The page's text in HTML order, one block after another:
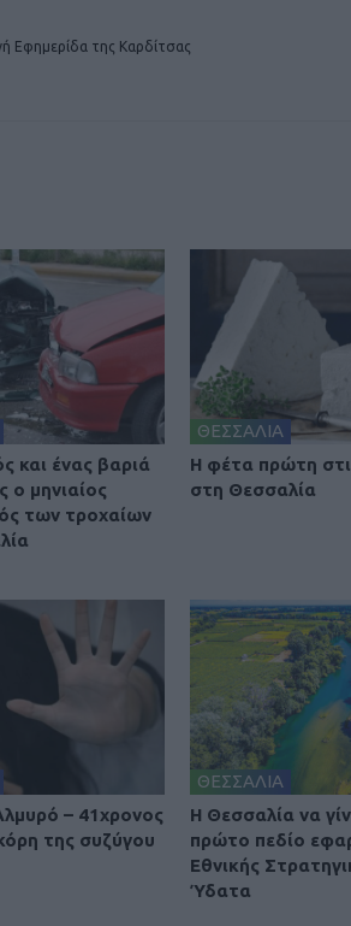
Εφημερίδα της Καρδίτσας
και ένας βαριά
ο μηνιαίος
των τροχαίων
ΘΕΣΣΑΛΙΑ
Η φέτα πρώτη
στη Θεσσαλία
– 41χρονος
της συζύγου
ΘΕΣΣΑΛΙΑ
Η Θεσσαλία να
πρώτο πεδίο
Εθνικής
Ύδατα